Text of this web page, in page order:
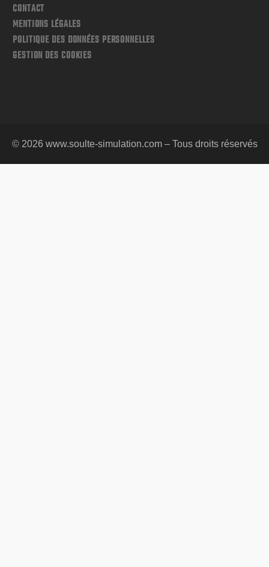
CONTACT
MENTIONS LÉGALES
POLITIQUE DES DONNÉES PERSONNELLES
GESTION DES COOKIES
© 2026 www.soulte-simulation.com – Tous droits réservés